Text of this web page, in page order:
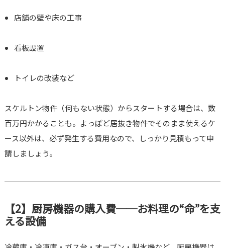
店舗の壁や床の工事
看板設置
トイレの改装など
スケルトン物件（何もない状態）からスタートする場合は、数
百万円かかることも。よっぽど居抜き物件でそのまま使えるケ
ース以外は、必ず発生する費用なので、しっかり見積もって申
請しましょう。
【2】厨房機器の購入費──お料理の“命”を支
える設備